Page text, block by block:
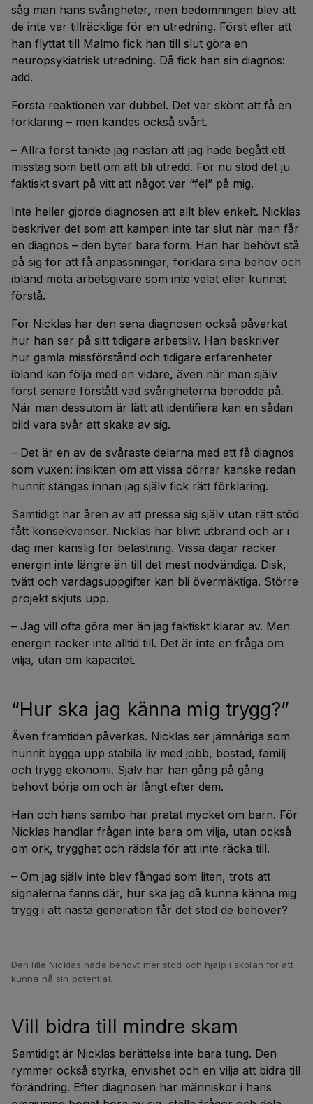
såg man hans svårigheter, men bedömningen blev att
de inte var tillräckliga för en utredning. Först efter att
han flyttat till Malmö fick han till slut göra en
neuropsykiatrisk utredning. Då fick han sin diagnos:
add.
Första reaktionen var dubbel. Det var skönt att få en
förklaring – men kändes också svårt.
– Allra först tänkte jag nästan att jag hade begått ett
misstag som bett om att bli utredd. För nu stod det ju
faktiskt svart på vitt att något var “fel” på mig.
Inte heller gjorde diagnosen att allt blev enkelt. Nicklas
beskriver det som att kampen inte tar slut när man får
en diagnos – den byter bara form. Han har behövt stå
på sig för att få anpassningar, förklara sina behov och
ibland möta arbetsgivare som inte velat eller kunnat
förstå.
För Nicklas har den sena diagnosen också påverkat
hur han ser på sitt tidigare arbetsliv. Han beskriver
hur gamla missförstånd och tidigare erfarenheter
ibland kan följa med en vidare, även när man själv
först senare förstått vad svårigheterna berodde på.
När man dessutom är lätt att identifiera kan en sådan
bild vara svår att skaka av sig.
– Det är en av de svåraste delarna med att få diagnos
som vuxen: insikten om att vissa dörrar kanske redan
hunnit stängas innan jag själv fick rätt förklaring.
Samtidigt har åren av att pressa sig själv utan rätt stöd
fått konsekvenser. Nicklas har blivit utbränd och är i
dag mer känslig för belastning. Vissa dagar räcker
energin inte längre än till det mest nödvändiga. Disk,
tvätt och vardagsuppgifter kan bli övermäktiga. Större
projekt skjuts upp.
– Jag vill ofta göra mer än jag faktiskt klarar av. Men
energin räcker inte alltid till. Det är inte en fråga om
vilja, utan om kapacitet.
“Hur ska jag känna mig trygg?”
Även framtiden påverkas. Nicklas ser jämnåriga som
hunnit bygga upp stabila liv med jobb, bostad, familj
och trygg ekonomi. Själv har han gång på gång
behövt börja om och är långt efter dem.
Han och hans sambo har pratat mycket om barn. För
Nicklas handlar frågan inte bara om vilja, utan också
om ork, trygghet och rädsla för att inte räcka till.
– Om jag själv inte blev fångad som liten, trots att
signalerna fanns där, hur ska jag då kunna känna mig
trygg i att nästa generation får det stöd de behöver?
Den lille Nicklas hade behövt mer stöd och hjälp i skolan för att
kunna nå sin potential.
Vill bidra till mindre skam
Samtidigt är Nicklas berättelse inte bara tung. Den
rymmer också styrka, envishet och en vilja att bidra till
förändring. Efter diagnosen har människor i hans